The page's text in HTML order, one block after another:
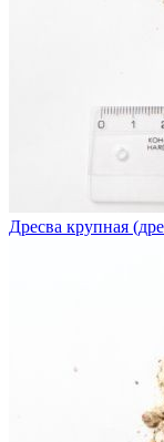
Дресва крупная